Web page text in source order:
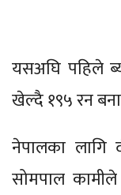
यसअघि पहिले
खेल्दै १९५ रन
नेपालका लागि
सोमपाल